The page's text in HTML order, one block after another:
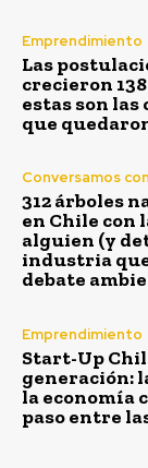
Emprendimiento
Las
crecieron
estas son
que
Conversamos con
312 árboles
en Chile con
alguien (y
industria
debate
Emprendimiento
Start-Up
generación:
la economía
paso entre